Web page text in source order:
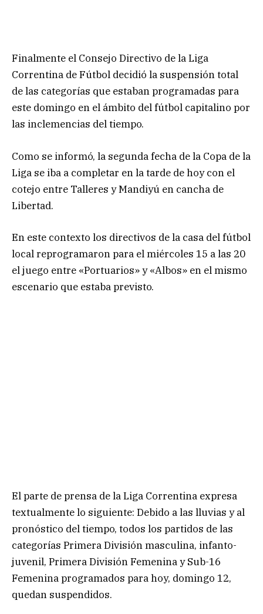
Finalmente el Consejo Directivo de la Liga
Correntina de Fútbol decidió la suspensión total
de las categorías que estaban programadas para
este domingo en el ámbito del fútbol capitalino por
las inclemencias del tiempo.
Como se informó, la segunda fecha de la Copa de la
Liga se iba a completar en la tarde de hoy con el
cotejo entre Talleres y Mandiyú en cancha de
Libertad.
En este contexto los directivos de la casa del fútbol
local reprogramaron para el miércoles 15 a las 20
el juego entre «Portuarios» y «Albos» en el mismo
escenario que estaba previsto.
El parte de prensa de la Liga Correntina expresa
textualmente lo siguiente: Debido a las lluvias y al
pronóstico del tiempo, todos los partidos de las
categorías Primera División masculina, infanto-
juvenil, Primera División Femenina y Sub-16
Femenina programados para hoy, domingo 12,
quedan suspendidos.